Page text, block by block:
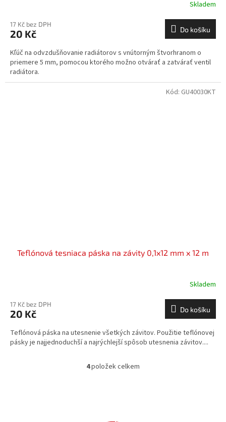
Skladem
17 Kč bez DPH
20 Kč Do košíku
Kľúč na odvzdušňovanie radiátorov s vnútorným štvorhranom o
priemere 5 mm, pomocou ktorého možno otvárať a zatvárať ventil
radiátora.
Teflónová tesniaca páska na závity 0,1x12 mm x 12 m
Skladem
17 Kč bez DPH
20 Kč Do košíku
Teflónová páska na utesnenie všetkých závitov. Použitie teflónovej
pásky je najjednoduchší a najrýchlejší spôsob utesnenia závitov....
Kód: GU40030KT
O
4položek celkem